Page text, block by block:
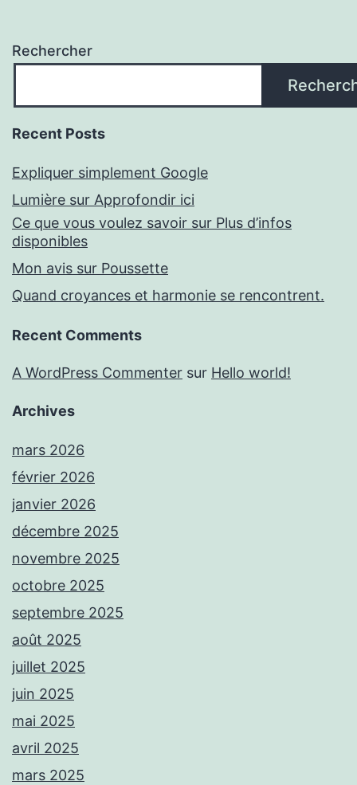
Rechercher
Recent Posts
Expliquer simplement Google
Lumière sur Approfondir ici
Ce que vous voulez savoir sur Plus d’infos
disponibles
Mon avis sur Poussette
Quand croyances et harmonie se rencontrent.
Recent Comments
A WordPress Commenter sur Hello world!
Archives
mars 2026
février 2026
janvier 2026
décembre 2025
novembre 2025
octobre 2025
septembre 2025
août 2025
juillet 2025
juin 2025
mai 2025
avril 2025
mars 2025